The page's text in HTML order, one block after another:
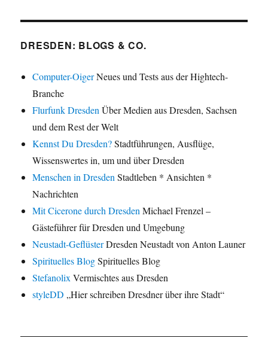
DRESDEN: BLOGS & CO.
Computer-OigerNeues und Tests aus der Hightech-
Branche
Flurfunk DresdenÜber Medien aus Dresden, Sachsen
und dem Rest der Welt
Kennst Du Dresden?Stadtführungen, Ausflüge,
Wissenswertes in, um und über Dresden
Menschen in DresdenStadtleben * Ansichten *
Nachrichten
Mit Cicerone durch DresdenMichael Frenzel –
Gästeführer für Dresden und Umgebung
Neustadt-GeflüsterDresden Neustadt von Anton Launer
Spirituelles BlogSpirituelles Blog
StefanolixVermischtes aus Dresden
styleDD „Hier schreiben Dresdner über ihre Stadt“